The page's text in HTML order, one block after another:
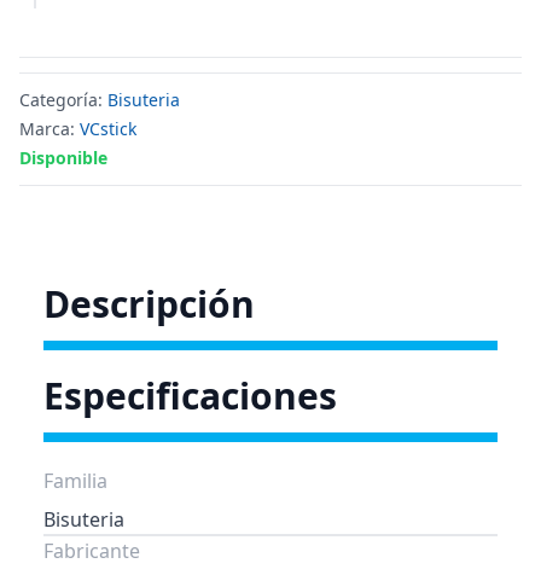
Categoría: Bisuteria
Marca: VCstick
Disponible
Descripción
Especificaciones
Familia
Bisuteria
Fabricante